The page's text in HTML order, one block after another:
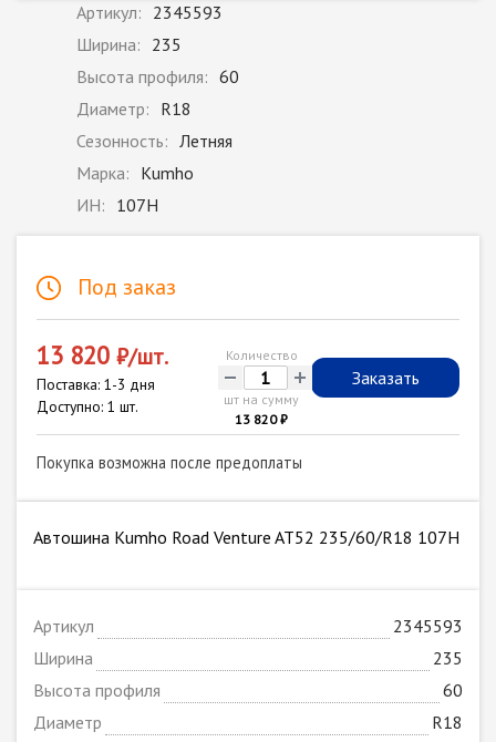
Артикул: 2345593
Ширина: 235
Высота профиля: 60
Диаметр: R18
Сезонность: Летняя
Марка: Kumho
ИН: 107H
Под заказ
13 820 ₽/шт.
Поставка: 1-3 дня
Доступно: 1 шт.
Количество
- +
шт на сумму
13 820 ₽
Заказать
Покупка возможна после предоплаты
Автошина Kumho Road Venture AT52 235/60/R18 107H
Артикул
2345593
Ширина
235
Высота профиля
60
Диаметр
R18